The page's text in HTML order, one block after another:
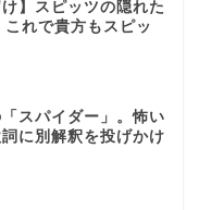
け】スピッツの隠れた
れで貴方もスピッ
スパイダー」。怖い
に別解釈を投げかけ